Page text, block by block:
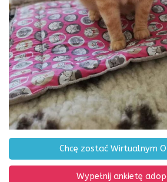
Chcę zostać Wirtualnym
Wypełnij ankietę